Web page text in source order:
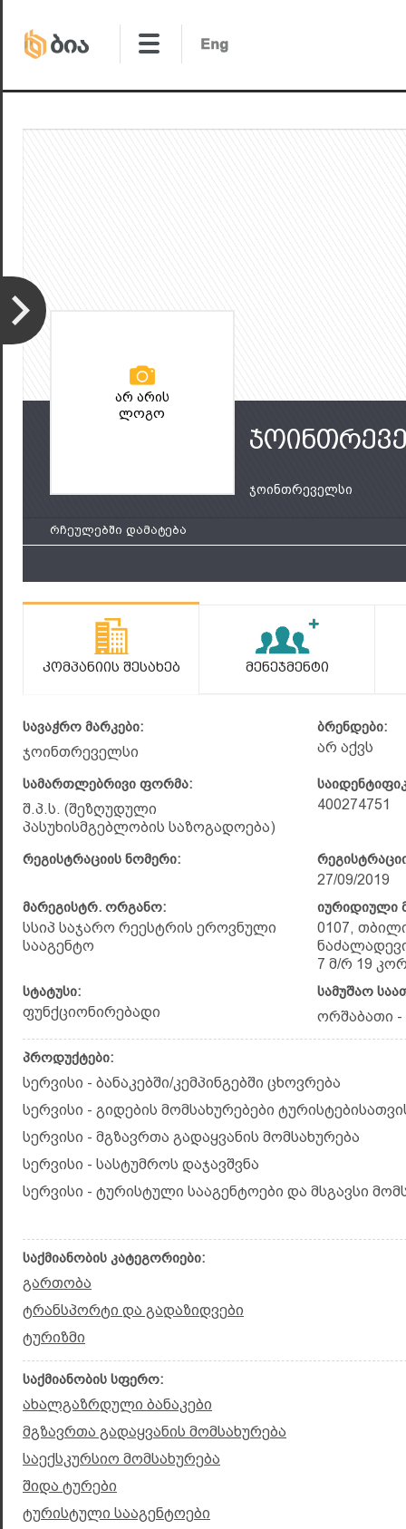
არ არის
ლოგო
ჯოინთრეველსი
რჩეულებში დამატება
Კომპანიის Შესახებ Მენეჯმენტი
სავაჭრო მარკები:
ჯოინთრეველსი
ბრენდები:
არ აქვს
სამართლებრივი ფორმა:
შ.პ.ს. (შეზღუდული
პასუხისმგებლობის საზოგადოება)
400274751
რეგისტრაციის ნომერი:
27/09/2019
მარეგისტრ. ორგანო:
სსიპ საჯარო რეესტრის ეროვნული
სააგენტო
იურიდიული
0107,
7 მ/რ 19
სტატუსი:
ფუნქციონირებადი
სამუშაო
ორშაბათი -
პროდუქტები:
სერვისი - ბანაკებში/კემპინგებში ცხოვრება
სერვისი - გიდების მომსახურებები
სერვისი - მგზავრთა გადაყვანის მომსახურება
სერვისი - სასტუმროს დაჯავშვნა
სერვისი - ტურისტული სააგენტოები და მსგავსი
საქმიანობის კატეგორიები:
გართობა
ტრანსპორტი და გადაზიდვები
ტურიზმი
საქმიანობის სფერო:
ახალგაზრდული ბანაკები
მგზავრთა გადაყვანის მომსახურება
საექსკურსიო მომსახურება
შიდა ტურები
ტურისტული სააგენტოები